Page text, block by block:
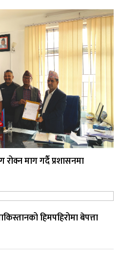
माग गर्दै प्रशासनमा
हिमपहिरोमा बेपत्ता